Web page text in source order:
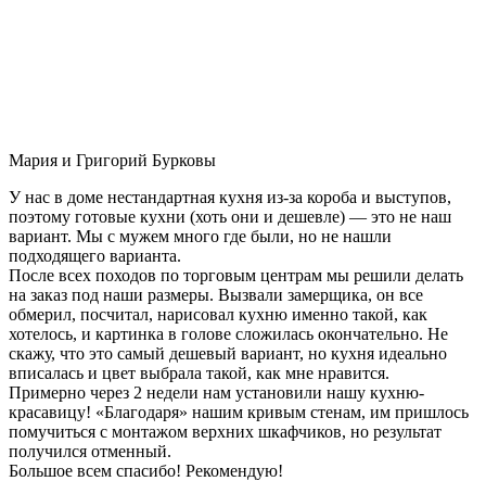
Мария и Григорий Бурковы
У нас в доме нестандартная кухня из-за короба и выступов,
поэтому готовые кухни (хоть они и дешевле) — это не наш
вариант. Мы с мужем много где были, но не нашли
подходящего варианта.
После всех походов по торговым центрам мы решили делать
на заказ под наши размеры. Вызвали замерщика, он все
обмерил, посчитал, нарисовал кухню именно такой, как
хотелось, и картинка в голове сложилась окончательно. Не
скажу, что это самый дешевый вариант, но кухня идеально
вписалась и цвет выбрала такой, как мне нравится.
Примерно через 2 недели нам установили нашу кухню-
красавицу! «Благодаря» нашим кривым стенам, им пришлось
помучиться с монтажом верхних шкафчиков, но результат
получился отменный.
Большое всем спасибо! Рекомендую!